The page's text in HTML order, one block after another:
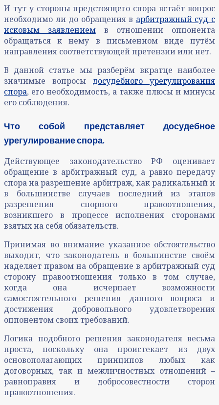
И тут у стороны предстоящего спора встаёт вопрос
необходимо ли до обращения в арбитражный суд с
исковым заявлениемв отношении оппонента
обращаться к нему в письменном виде путём
направления соответствующей претензии или нет.
В данной статье мы разберём вкратце наиболее
значимые вопросы досудебного урегулирования
спора, его необходимость, а также плюсы и минусы
его соблюдения.
Что собой представляет досудебное
урегулирование спора.
Действующее законодательство РФ оценивает
обращение в арбитражный суд, а равно передачу
спора на разрешение арбитраж, как радикальный и
в большинстве случаев последний из этапов
разрешения спорного правоотношения,
возникшего в процессе исполнения сторонами
взятых на себя обязательств.
Принимая во внимание указанное обстоятельство
выходит, что законодатель в большинстве своём
наделяет правом на обращение в арбитражный суд
сторону правоотношения только в том случае,
когда она исчерпает возможности
самостоятельного решения данного вопроса и
достижения добровольного удовлетворения
оппонентом своих требований.
Логика подобного решения законодателя весьма
проста, поскольку она проистекает из двух
основополагающих принципов любых как
договорных, так и межличностных отношений –
равноправия и добросовестности сторон
правоотношения.